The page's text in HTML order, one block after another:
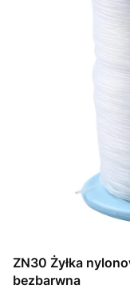
ZN30 Żyłka
bezbarwna